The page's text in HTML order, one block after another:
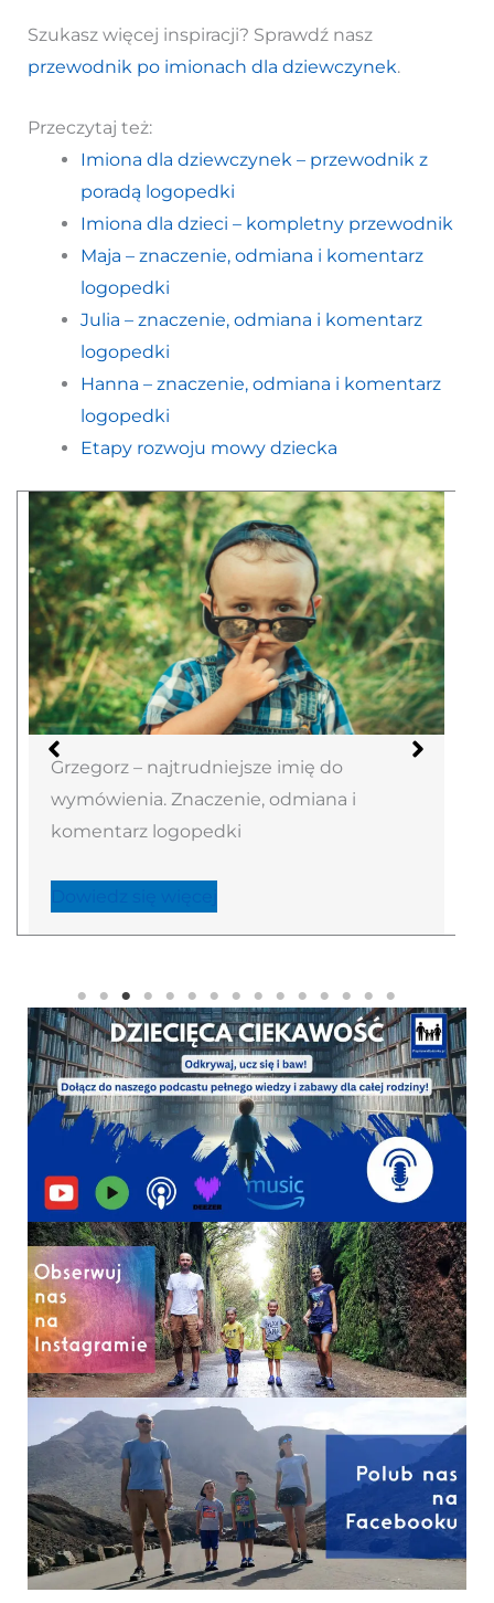
Szukasz więcej inspiracji? Sprawdź nasz
przewodnik po imionach dla dziewczynek.
Przeczytaj też:
Imiona dla dziewczynek – przewodnik z
poradą logopedki
Imiona dla dzieci – kompletny przewodnik
Maja – znaczenie, odmiana i komentarz
logopedki
Julia – znaczenie, odmiana i komentarz
logopedki
Hanna – znaczenie, odmiana i komentarz
logopedki
Etapy rozwoju mowy dziecka
Henryk – władca domu z królewskim
rodowodem. Znaczenie, odmiana i
komentarz logopedki